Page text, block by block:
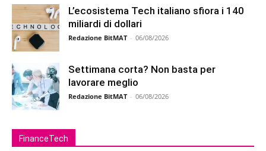
L’ecosistema Tech italiano sfiora i 140
miliardi di dollari
Redazione BitMAT - 06/08/2026
Settimana corta? Non basta per
lavorare meglio
Redazione BitMAT - 06/08/2026
FinanceTech